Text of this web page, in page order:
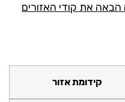
את קודי האזורים
קידומת אזור